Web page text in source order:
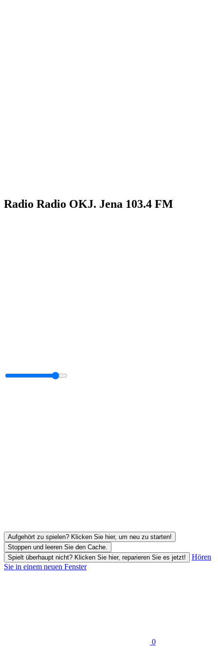
Radio Radio OKJ. Jena 103.4 FM
Aufgehört zu spielen? Klicken Sie hier, um neu zu starten!
Stoppen und leeren Sie den Cache.
Spielt überhaupt nicht? Klicken Sie hier, reparieren Sie es jetzt!
Hören
Sie in einem neuen Fenster
0